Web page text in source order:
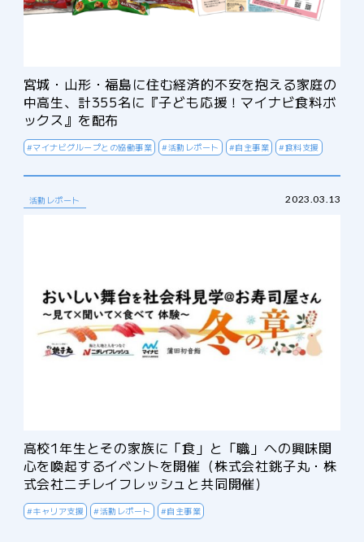
宮城・山形・福島に住む経済的不安を抱える家庭の
中高生、計355名に『子ども応援！マイナビ食料ボ
ックス』を配布
#マイナビグループとの協働事業 #活動レポート #自主事業 #食料支援
活動レポート 2023.03.13
高校1年生とその家族に「食」と「職」への興味関
心を喚起するイベントを開催（株式会社銚子丸・株
式会社ニチレイフレッシュと共同開催）
#キャリア支援 #活動レポート #自主事業